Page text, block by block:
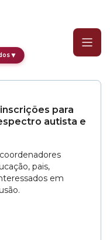
▼
para
autista e
pais,
em